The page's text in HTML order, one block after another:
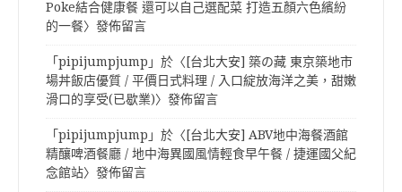
Poke結合健康餐 還可以自己選配菜 打造五顏六色繽紛
的一餐〉發佈留言
「pipijumpjump 」於〈 [台北大安] 築の藏 東京築地市
場丼飯店優質 / 平價日式料理 / 入口綻放海洋之美，甜嫩
滑口的享受(已歇業)〉發佈留言
「pipijumpjump 」於〈 [台北大安] ABV地中海餐酒館
精釀啤酒餐廳 / 地中海異國風情輕食早午餐 / 捷運國父紀
念館站〉發佈留言